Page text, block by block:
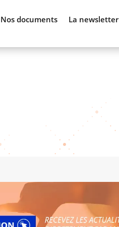
Nos documents La newsletter